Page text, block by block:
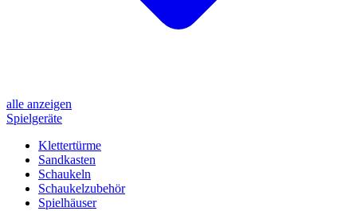
alle anzeigen
Spielgeräte
Klettertürme
Sandkasten
Schaukeln
Schaukelzubehör
Spielhäuser